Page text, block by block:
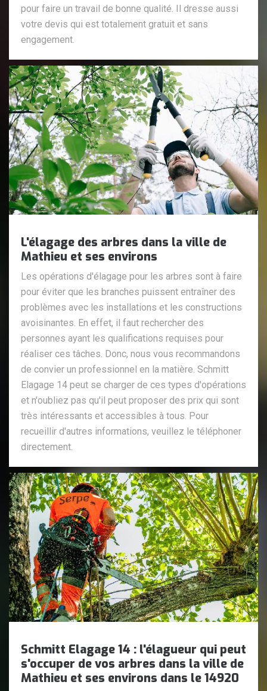
pour faire un travail de bonne qualité. Il dresse aussi
votre devis qui est totalement gratuit et sans
engagement.
L'élagage des arbres dans la ville de
Mathieu et ses environs
Les opérations d'élagage pour les arbres sont à faire
pour éviter que les branches puissent entraîner des
problèmes avec les installations et les constructions
avoisinantes. En effet, il faut rechercher des
personnes ayant les qualifications requises pour
réaliser ces tâches. Donc, nous vous recommandons
de convier un professionnel en la matière. Schmitt
Elagage 14 peut se charger de ces types d'opérations
et n'oubliez pas qu'il peut proposer des prix qui sont
très intéressants et accessibles à tous. Pour
recueillir d'autres informations, veuillez le téléphoner
directement.
Schmitt Elagage 14 : l'élagueur qui peut
s'occuper de vos arbres dans la ville de
Mathieu et ses environs dans le 14920